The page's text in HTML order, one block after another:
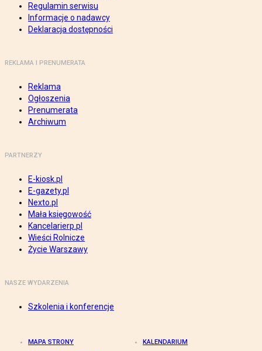
Regulamin serwisu
Informacje o nadawcy
Deklaracja dostępności
REKLAMA I PRENUMERATA
Reklama
Ogłoszenia
Prenumerata
Archiwum
PARTNERZY
E-kiosk.pl
E-gazety.pl
Nexto.pl
Mała księgowość
Kancelarierp.pl
Wieści Rolnicze
Życie Warszawy
NASZE WYDARZENIA
Szkolenia i konferencje
MAPA STRONY KALENDARIUM